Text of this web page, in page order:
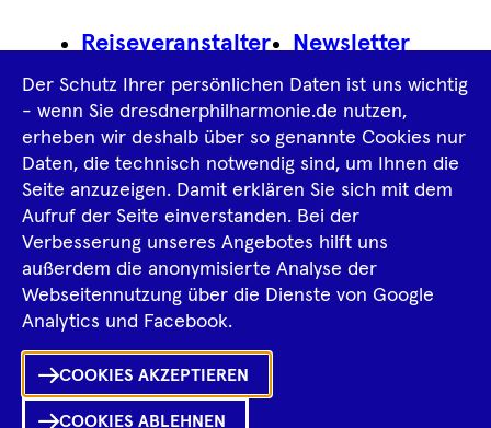
Footer
Reiseveranstalter Newsletter
Impressum
Datenschutz­information AGB
Intern
TiktokFacebook
Instagram
SpotifyYouTube
Der Schutz Ihrer persönlichen Daten ist uns wichtig
- wenn Sie dresdnerphilharmonie.de nutzen,
erheben wir deshalb über so genannte Cookies nur
Daten, die technisch notwendig sind, um Ihnen die
Seite anzuzeigen. Damit erklären Sie sich mit dem
Aufruf der Seite einverstanden. Bei der
Verbesserung unseres Angebotes hilft uns
außerdem die anonymisierte Analyse der
Webseitennutzung über die Dienste von Google
Analytics und Facebook.
COOKIES AKZEPTIEREN
COOKIES ABLEHNEN